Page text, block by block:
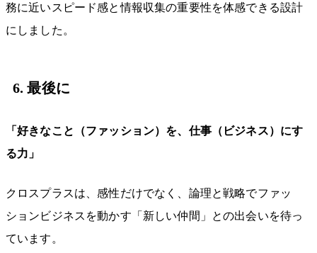
務に近いスピード感と情報収集の重要性を体感できる設計
にしました。
6. 最後に
「好きなこと（ファッション）を、仕事（ビジネス）にす
る力」
クロスプラスは、感性だけでなく、論理と戦略でファッ
ションビジネスを動かす「新しい仲間」との出会いを待っ
ています。